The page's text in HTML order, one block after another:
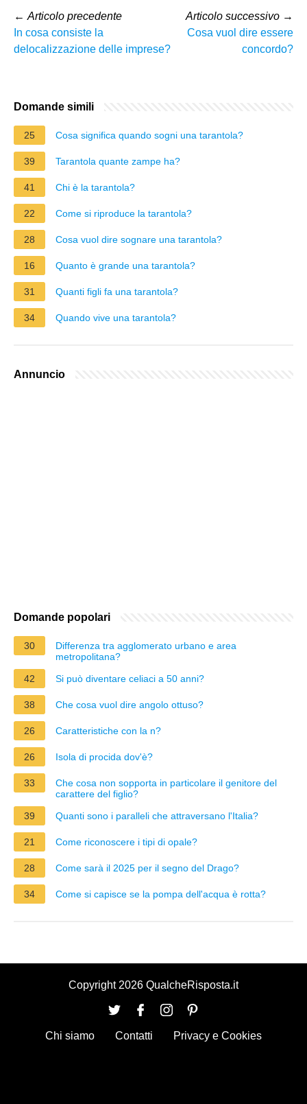
← Articolo precedente
In cosa consiste la
delocalizzazione delle imprese?
Articolo successivo →
Cosa vuol dire essere
concordo?
Domande simili
25 Cosa significa quando sogni una tarantola?
39 Tarantola quante zampe ha?
41 Chi è la tarantola?
22 Come si riproduce la tarantola?
28 Cosa vuol dire sognare una tarantola?
16 Quanto è grande una tarantola?
31 Quanti figli fa una tarantola?
34 Quando vive una tarantola?
Annuncio
Domande popolari
30
Differenza tra agglomerato urbano e area
metropolitana?
42
Si può diventare celiaci a 50 anni?
38 Che cosa vuol dire angolo ottuso?
26 Caratteristiche con la n?
26 Isola di procida dov'è?
33
Che cosa non sopporta in particolare il genitore del
carattere del figlio?
39
Quanti sono i paralleli che attraversano l'Italia?
21 Come riconoscere i tipi di opale?
28 Come sarà il 2025 per il segno del Drago?
34 Come si capisce se la pompa dell'acqua è rotta?
Copyright 2026 QualcheRisposta.it
Chi siamo Contatti Privacy e Cookies